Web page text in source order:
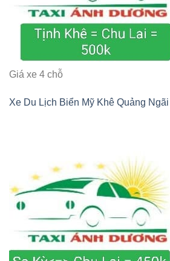
Giá xe 4 chỗ
Xe Du Lịch Biển Mỹ Khê Quảng